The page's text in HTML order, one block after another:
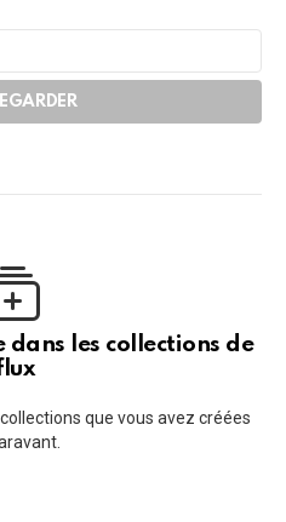
les collections de
que vous avez créées